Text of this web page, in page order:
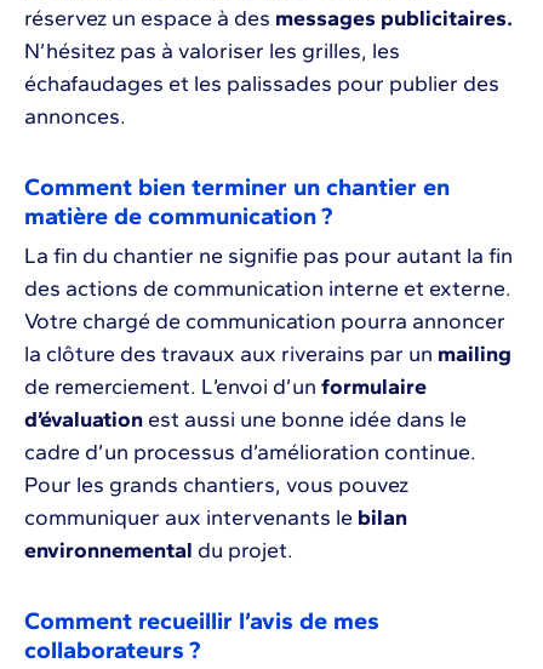
réservez un espace à des messages publicitaires.
N’hésitez pas à valoriser les grilles, les
échafaudages et les palissades pour publier des
annonces.
Comment bien terminer un chantier en
matière de communication ?
La fin du chantier ne signifie pas pour autant la fin
des actions de communication interne et externe.
Votre chargé de communication pourra annoncer
la clôture des travaux aux riverains par un mailing
de remerciement. L’envoi d’un formulaire
d’évaluation est aussi une bonne idée dans le
cadre d’un processus d’amélioration continue.
Pour les grands chantiers, vous pouvez
communiquer aux intervenants le bilan
environnemental du projet.
Comment recueillir l’avis de mes
collaborateurs ?